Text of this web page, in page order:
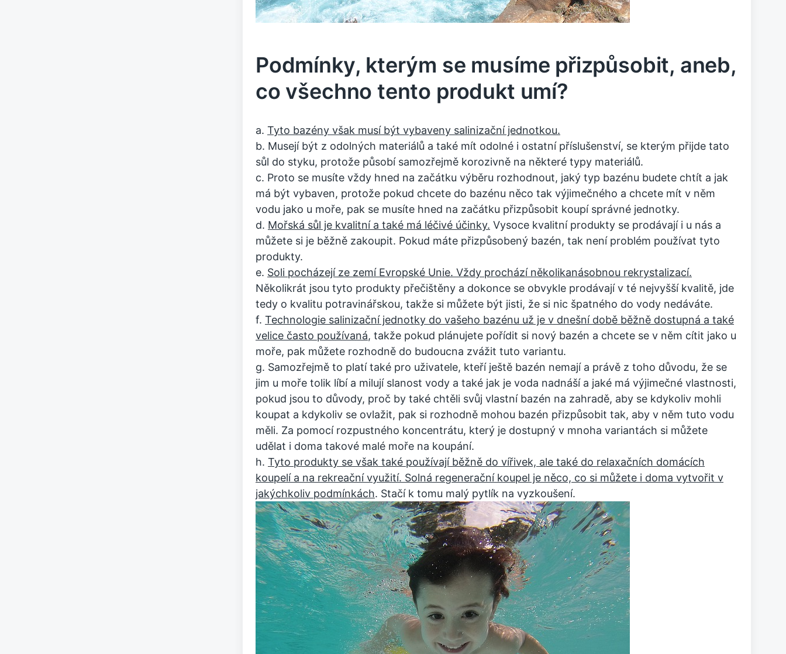
Podmínky, kterým se musíme přizpůsobit, aneb,
co všechno tento produkt umí?
a. Tyto bazény však musí být vybaveny salinizační jednotkou.
b. Musejí být z odolných materiálů a také mít odolné i ostatní příslušenství, se kterým přijde tato
sůl do styku, protože působí samozřejmě korozivně na některé typy materiálů.
c. Proto se musíte vždy hned na začátku výběru rozhodnout, jaký typ bazénu budete chtít a jak
má být vybaven, protože pokud chcete do bazénu něco tak výjimečného a chcete mít v něm
vodu jako u moře, pak se musíte hned na začátku přizpůsobit koupí správné jednotky.
d. Mořská sůl je kvalitní a také má léčivé účinky. Vysoce kvalitní produkty se prodávají i u nás a
můžete si je běžně zakoupit. Pokud máte přizpůsobený bazén, tak není problém používat tyto
produkty.
e. Soli pocházejí ze zemí Evropské Unie. Vždy prochází několikanásobnou rekrystalizací.
Několikrát jsou tyto produkty přečištěny a dokonce se obvykle prodávají v té nejvyšší kvalitě, jde
tedy o kvalitu potravinářskou, takže si můžete být jisti, že si nic špatného do vody nedáváte.
f. Technologie salinizační jednotky do vašeho bazénu už je v dnešní době běžně dostupná a také
velice často používaná, takže pokud plánujete pořídit si nový bazén a chcete se v něm cítit jako u
moře, pak můžete rozhodně do budoucna zvážit tuto variantu.
g. Samozřejmě to platí také pro uživatele, kteří ještě bazén nemají a právě z toho důvodu, že se
jim u moře tolik líbí a milují slanost vody a také jak je voda nadnáší a jaké má výjimečné vlastnosti,
pokud jsou to důvody, proč by také chtěli svůj vlastní bazén na zahradě, aby se kdykoliv mohli
koupat a kdykoliv se ovlažit, pak si rozhodně mohou bazén přizpůsobit tak, aby v něm tuto vodu
měli. Za pomocí rozpustného koncentrátu, který je dostupný v mnoha variantách si můžete
udělat i doma takové malé moře na koupání.
h. Tyto produkty se však také používají běžně do vířivek, ale také do relaxačních domácích
koupelí a na rekreační využití. Solná regenerační koupel je něco, co si můžete i doma vytvořit v
jakýchkoliv podmínkách. Stačí k tomu malý pytlík na vyzkoušení.